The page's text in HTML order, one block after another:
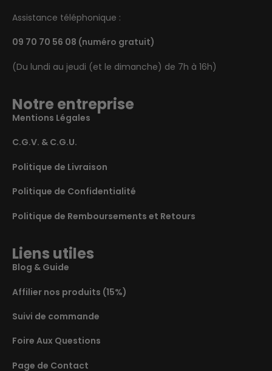
Assistance téléphonique :
09 70 70 56 08 (numéro gratuit)
(Du lundi au jeudi (et le dimanche) de 7h à 16h)
Notre entreprise
Mentions Légales
C.G.V. & C.G.U.
Politique de Livraison
Politique de Confidentialité
Politique de Remboursements et Retours
Liens utiles
Blog & Guide
Affilier nos produits (15%)
Suivi de commande
Foire Aux Questions
Page de Contact